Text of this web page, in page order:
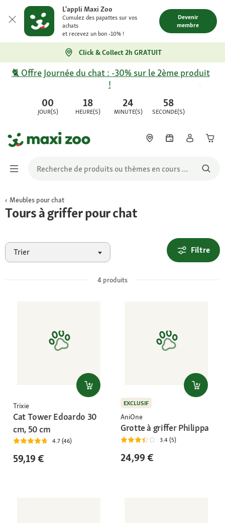
L'appli Maxi Zoo
Cumulez des papattes sur vos
achats
et recevez un bon -10% !
Devenir
membre
Click & Collect 2h GRATUIT
00
JOUR(S)
18
HEURE(S)
24
MINUTE(S)
58
SECONDE(S)
🐈 Offre Journée du chat : -30% sur le 2ème produit
!
Meubles pour chat
Tours à griffer pour chat
Trier Filtre
4 produits
Trixie
Cat Tower Edoardo 30
cm, 50 cm
4.7 (46)
59,19 €
EXCLUSIF
AniOne
Grotte à griffer Philippa
3.4 (5)
24,99 €